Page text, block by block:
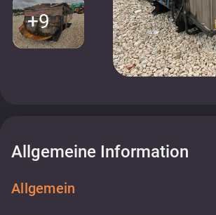
+9
Allgemeine Information
Allgemein